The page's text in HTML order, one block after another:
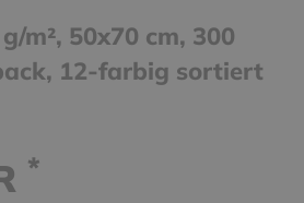
m², 50x70 cm, 300
12-farbig sortiert
*